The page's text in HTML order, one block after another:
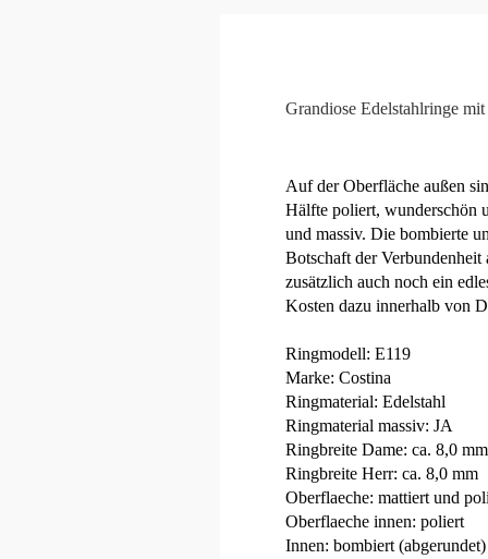
Grandiose Edelstahlringe
Auf der Oberfläche außen
Hälfte poliert, wunderschön
und massiv. Die bombierte
Botschaft der
zusätzlich auch noch ein
Kosten dazu innerhalb von
Ringmodell: E119
Marke: Costina
Ringmaterial: Edelstahl
Ringmaterial massiv: JA
Ringbreite Dame: ca. 8,0 mm
Ringbreite Herr: ca. 8,0 mm
Oberflaeche: mattiert und
Oberflaeche innen: poliert
Innen: bombiert (abgerundet)